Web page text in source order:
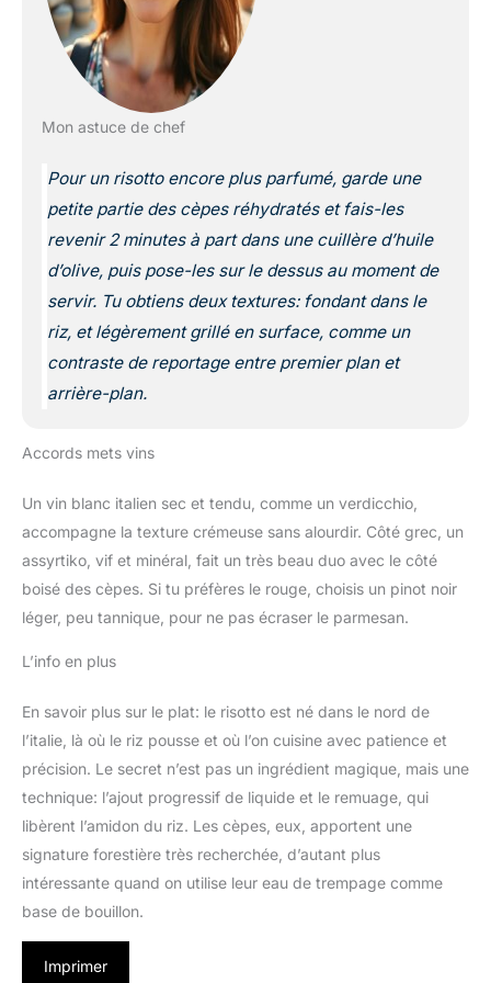
Mon astuce de chef
Pour un risotto encore plus parfumé, garde une
petite partie des cèpes réhydratés et fais-les
revenir 2 minutes à part dans une cuillère d’huile
d’olive, puis pose-les sur le dessus au moment de
servir. Tu obtiens deux textures: fondant dans le
riz, et légèrement grillé en surface, comme un
contraste de reportage entre premier plan et
arrière-plan.
Accords mets vins
Un vin blanc italien sec et tendu, comme un verdicchio,
accompagne la texture crémeuse sans alourdir. Côté grec, un
assyrtiko, vif et minéral, fait un très beau duo avec le côté
boisé des cèpes. Si tu préfères le rouge, choisis un pinot noir
léger, peu tannique, pour ne pas écraser le parmesan.
L’info en plus
En savoir plus sur le plat: le risotto est né dans le nord de
l’italie, là où le riz pousse et où l’on cuisine avec patience et
précision. Le secret n’est pas un ingrédient magique, mais une
technique: l’ajout progressif de liquide et le remuage, qui
libèrent l’amidon du riz. Les cèpes, eux, apportent une
signature forestière très recherchée, d’autant plus
intéressante quand on utilise leur eau de trempage comme
base de bouillon.
Imprimer